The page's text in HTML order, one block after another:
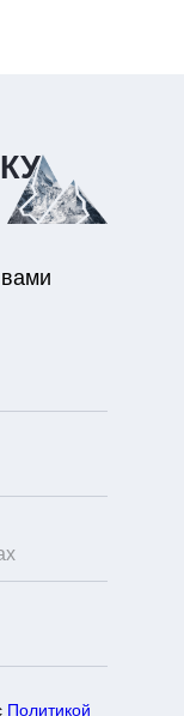
Политикой